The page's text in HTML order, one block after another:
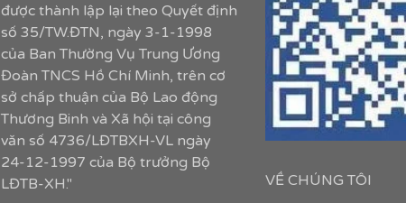
được thành lập lại theo Quyết định
số 35/TW.ĐTN, ngày 3-1-1998
của Ban Thường Vụ Trung Ương
Đoàn TNCS Hồ Chí Minh, trên cơ
sở chấp thuận của Bộ Lao động
Thương Binh và Xã hội tại công
văn số 4736/LĐTBXH-VL ngày
24-12-1997 của Bộ trưởng Bộ
LĐTB-XH."
VỀ CHÚNG TÔI